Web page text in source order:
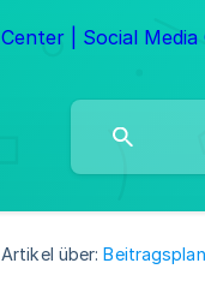
Artikel über: